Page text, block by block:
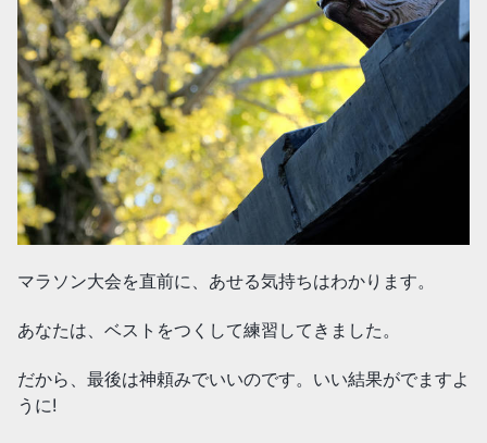
マラソン大会を直前に、あせる気持ちはわかります。
あなたは、ベストをつくして練習してきました。
だから、最後は神頼みでいいのです。いい結果がでますよ
うに!